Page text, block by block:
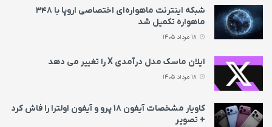
شبکه اینترنت ماهواره‌ای اختصاصی اروپا با ۳۴۸
ماهواره تکمیل شد
ایلان ماسک مدل درآمدی X را تغییر می‌ دهد
کاویار مشخصات آیفون ۱۸ پرو و آیفون اولترا را فاش کرد
+ تصویر